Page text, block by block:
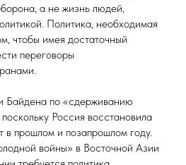
а не жизнь людей,
Политика, необходимая
чтобы имея достаточный
переговоры
Байдена по «сдерживанию
Россия восстановила
в прошлом и позапрошлом году.
войны» в Восточной Азии